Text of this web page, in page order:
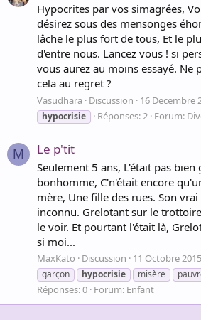
Hypocrites par vos simagrées,
désirez sous des mensonges
lâche le plus fort de tous, Et le
d'entre nous. Lancez vous ! si
vous aurez au moins essayé. Ne
cela au regret ?
Vasudhara Discussion 16 Decembre
hypocrisie
Réponses: 2 Forum:
M Le p'tit
Seulement 5 ans, L'était pas
bonhomme, C'n'était encore
mère, Une fille des rues. Son
inconnu. Grelotant sur le
le voir. Et pourtant l'était là,
si moi...
MaxKato Discussion 11 Octobre 2015
garçon
hypocrisie misère
Réponses: 0 Forum: Enfant